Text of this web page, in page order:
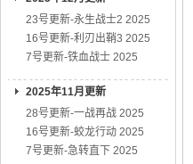
23号更新-永生战士2 2025
16号更新-利刃出鞘3 2025
7号更新-铁血战士 2025
2025年11月更新
28号更新-一战再战 2025
16号更新-蛟龙行动 2025
7号更新-急转直下 2025